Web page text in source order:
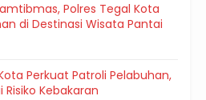
Polres Tegal Kota
di Destinasi Wisata Pantai
Perkuat Patroli Pelabuhan,
Risiko Kebakaran